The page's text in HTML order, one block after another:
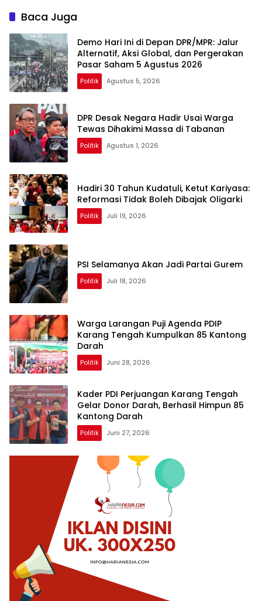
Baca Juga
Demo Hari Ini di Depan DPR/MPR: Jalur
Alternatif, Aksi Global, dan Pergerakan
Pasar Saham 5 Agustus 2026
Politik Agustus 5, 2026
DPR Desak Negara Hadir Usai Warga
Tewas Dihakimi Massa di Tabanan
Politik Agustus 1, 2026
Hadiri 30 Tahun Kudatuli, Ketut Kariyasa:
Reformasi Tidak Boleh Dibajak Oligarki
Politik Juli 19, 2026
PSI Selamanya Akan Jadi Partai Gurem
Politik Juli 18, 2026
Warga Larangan Puji Agenda PDIP
Karang Tengah Kumpulkan 85 Kantong
Darah
Politik Juni 28, 2026
Kader PDI Perjuangan Karang Tengah
Gelar Donor Darah, Berhasil Himpun 85
Kantong Darah
Politik Juni 27, 2026